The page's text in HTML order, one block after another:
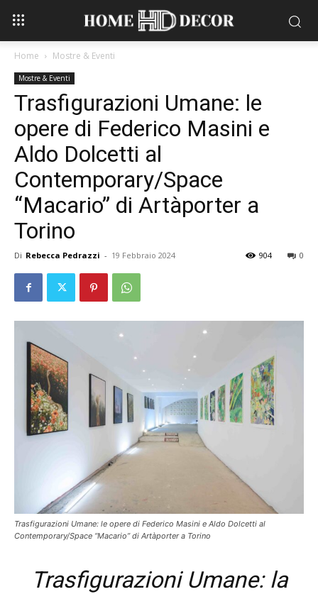
Home Mostre & Eventi
Mostre & Eventi
Trasfigurazioni Umane: le
opere di Federico Masini e
Aldo Dolcetti al
Contemporary/Space
“Macario” di Artàporter a
Torino
Di Rebecca Pedrazzi - 19 Febbraio 2024 0
904
Trasfigurazioni Umane: le opere di Federico Masini e Aldo Dolcetti al
Contemporary/Space “Macario” di Artàporter a Torino
Trasfigurazioni Umane: la